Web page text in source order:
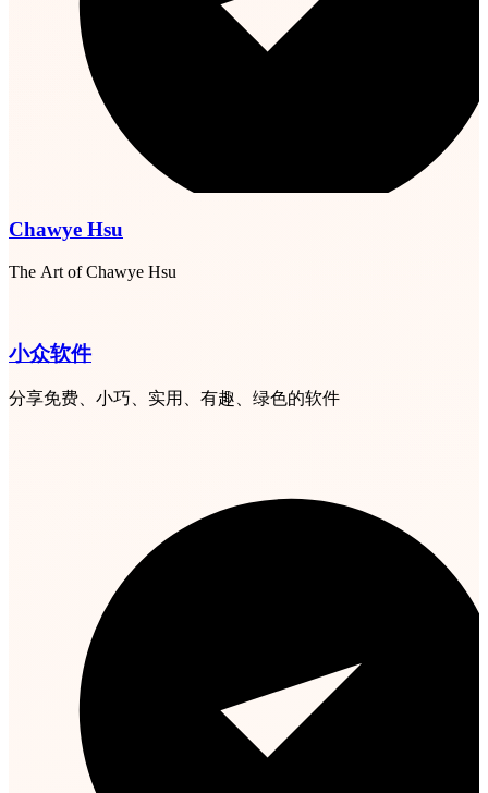
Chawye Hsu
The Art of Chawye Hsu
小众软件
分享免费、小巧、实用、有趣、绿色的软件